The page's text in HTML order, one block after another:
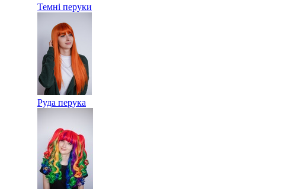
Темні перуки
Руда перука